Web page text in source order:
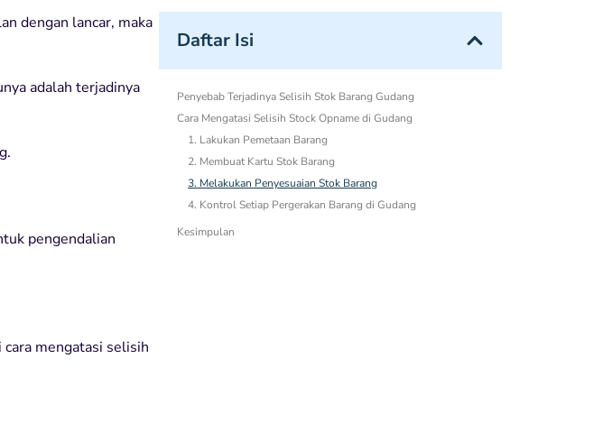
dengan lancar, maka
adalah terjadinya
pengendalian
mengatasi selisih
Daftar Isi
Penyebab Terjadinya Selisih Stok Barang Gudang
Cara Mengatasi Selisih Stock Opname di Gudang
1. Lakukan Pemetaan Barang
2. Membuat Kartu Stok Barang
3. Melakukan Penyesuaian Stok Barang
4. Kontrol Setiap Pergerakan Barang di Gudang
Kesimpulan